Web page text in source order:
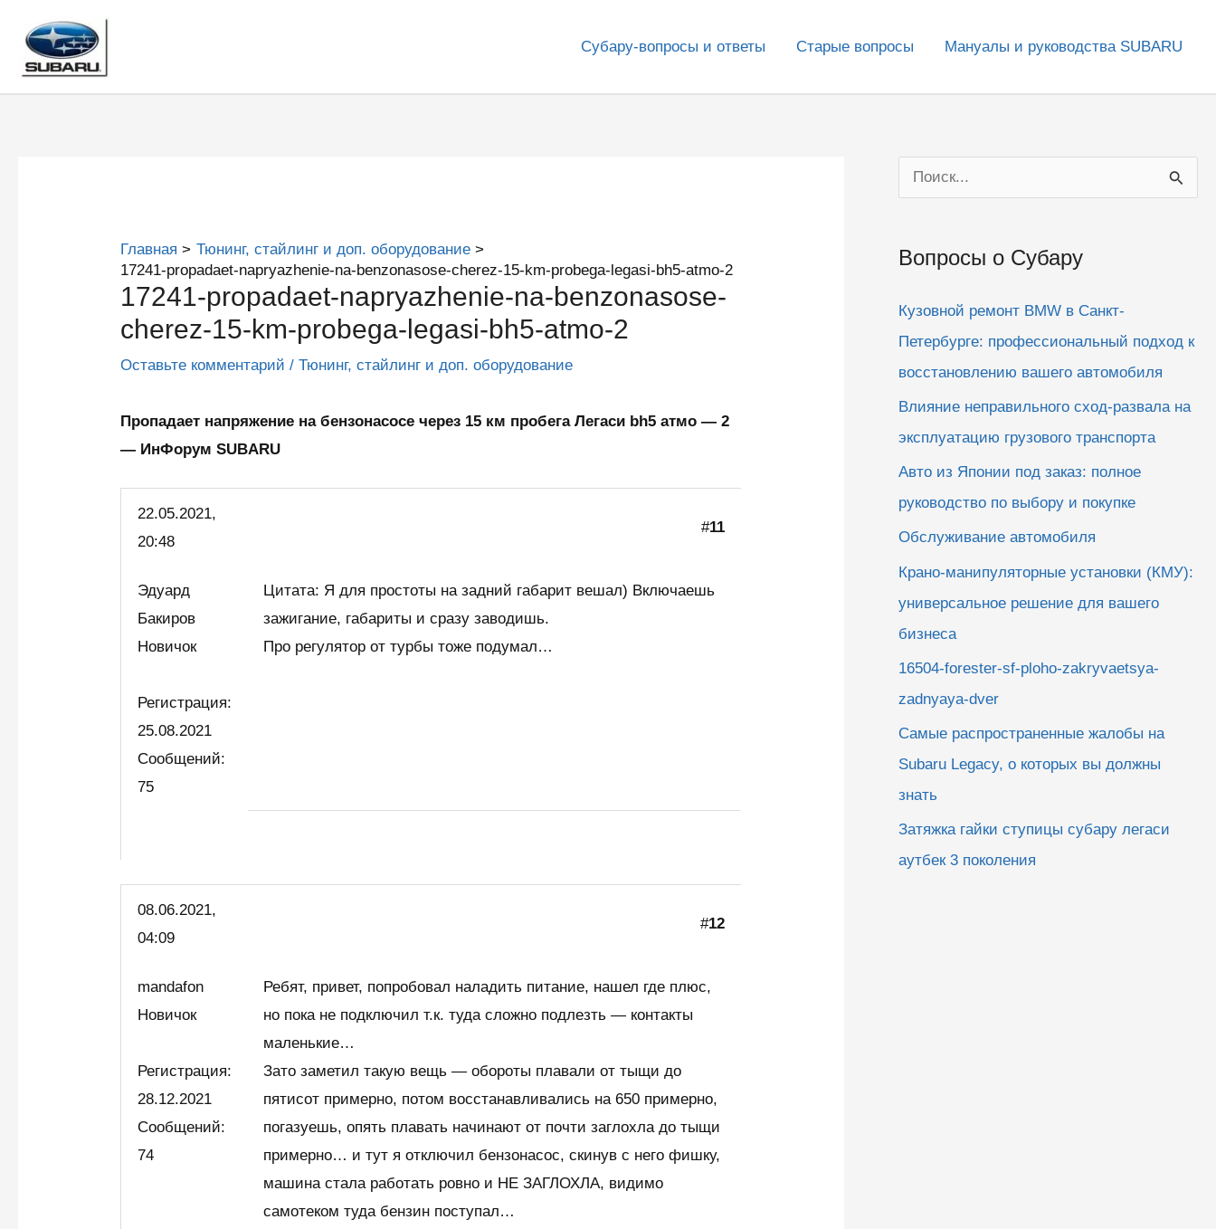
содержимому
Субару-вопросы и ответы Старые вопросы Мануалы и руководства SUBARU
Главная
Тюнинг, стайлинг и доп. оборудование
17241-propadaet-napryazhenie-na-benzonasose-cherez-15-km-probega-legasi-bh5-atmo-2
17241-propadaet-napryazhenie-na-benzonasose-
cherez-15-km-probega-legasi-bh5-atmo-2
Оставьте комментарий /Тюнинг, стайлинг и доп. оборудование
Пропадает напряжение на бензонасосе через 15 км пробега Легаси bh5 атмо — 2
— ИнФорум SUBARU
22.05.2021,
20:48
#11
Эдуард
Бакиров
Новичок
Регистрация:
25.08.2021
Сообщений:
75
Цитата: Я для простоты на задний габарит вешал) Включаешь
зажигание, габариты и сразу заводишь.
Про регулятор от турбы тоже подумал…
08.06.2021,
04:09
#12
mandafon
Новичок
Регистрация:
28.12.2021
Сообщений:
74
Ребят, привет, попробовал наладить питание, нашел где плюс,
но пока не подключил т.к. туда сложно подлезть — контакты
маленькие…
Зато заметил такую вещь — обороты плавали от тыщи до
пятисот примерно, потом восстанавливались на 650 примерно,
погазуешь, опять плавать начинают от почти заглохла до тыщи
примерно… и тут я отключил бензонасос, скинув с него фишку,
машина стала работать ровно и НЕ ЗАГЛОХЛА, видимо
самотеком туда бензин поступал…
о
с
Вопросы о Субару
Кузовной ремонт BMW в Санкт-
Петербурге: профессиональный подход к
восстановлению вашего автомобиля
Влияние неправильного сход-развала на
эксплуатацию грузового транспорта
Авто из Японии под заказ: полное
руководство по выбору и покупке
Обслуживание автомобиля
Крано-манипуляторные установки (КМУ):
универсальное решение для вашего
бизнеса
16504-forester-sf-ploho-zakryvaetsya-
zadnyaya-dver
Самые распространенные жалобы на
Subaru Legacy, о которых вы должны
знать
Затяжка гайки ступицы субару легаси
аутбек 3 поколения